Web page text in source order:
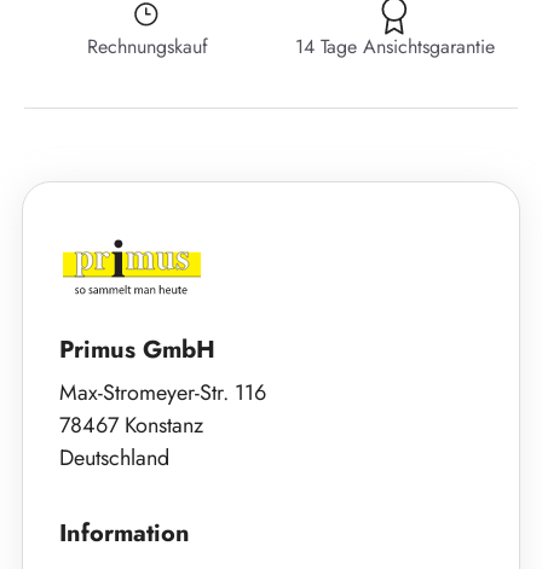
Rechnungskauf 14 Tage Ansichtsgarantie
Primus GmbH
Max-Stromeyer-Str. 116
78467 Konstanz
Deutschland
Information